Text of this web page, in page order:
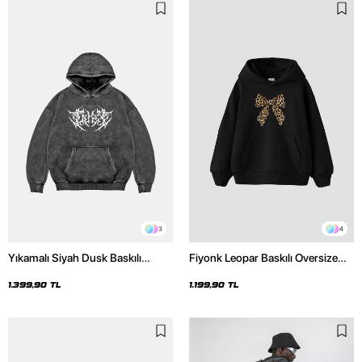
3
Yıkamalı Siyah Dusk Baskılı
1.399,90 TL
4
Fiyonk Leopar Baskılı Oversize
1.199,90 TL